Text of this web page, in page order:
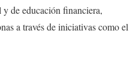
de educación financiera,
a través de iniciativas como el